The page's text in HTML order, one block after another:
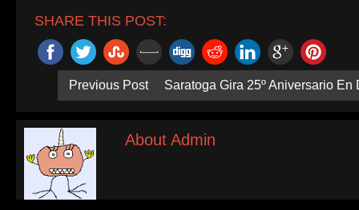
SHARE THIS POST:
Previous Post Saratoga Gira 25º Aniversario En
About Admin